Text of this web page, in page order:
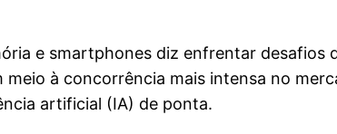
e smartphones diz enfrentar
à concorrência mais intensa no
artificial (IA) de ponta.